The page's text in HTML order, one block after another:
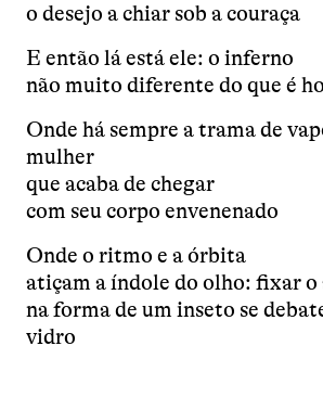
o desejo a chiar sob a couraça
E então lá está ele: o inferno
não muito diferente do que é
Onde há sempre a trama de
mulher
que acaba de chegar
com seu corpo envenenado
Onde o ritmo e a órbita
atiçam a índole do olho: fixar o
na forma de um inseto se
vidro